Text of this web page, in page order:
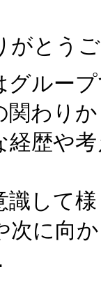
がとう
グルー
関わり
経歴や
識して
次に向